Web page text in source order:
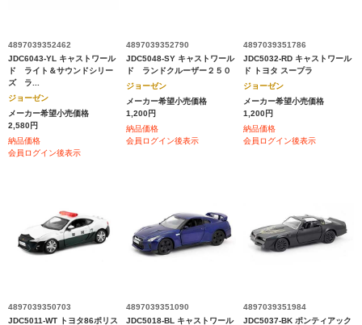
4897039352462
JDC6043-YL キャストワール
ド ライト＆サウンドシリー
ズ ラ...
ジョーゼン
メーカー希望小売価格
2,580円
納品価格
会員ログイン後表示
4897039352790
JDC5048-SY キャストワール
ド ランドクルーザー２５０
ジョーゼン
メーカー希望小売価格
1,200円
納品価格
会員ログイン後表示
4897039351786
JDC5032-RD キャストワール
ド トヨタ スープラ
ジョーゼン
メーカー希望小売価格
1,200円
納品価格
会員ログイン後表示
4897039350703
JDC5011-WT トヨタ86ポリス
4897039351090
JDC5018-BL キャストワール
4897039351984
JDC5037-BK ポンティアック